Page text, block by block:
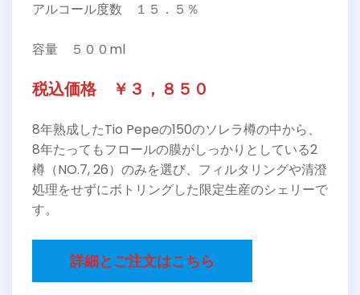
アルコール度数 １５．５％
容量 ５００ml
税込価格 ￥３，８５０
8年熟成したTio Pepeの150のソレラ樽の中から、
8年たってもフロールの膜がしっかりとしている2
樽（NO.7, 26）のみを選び、フィルタリングや清澄
処理をせずにボトリングした限定生産のシェリーで
す。
詳細とご注文はこちら